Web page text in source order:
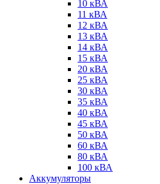
10 кВА
11 кВА
12 кВА
13 кВА
14 кВА
15 кВА
20 кВА
25 кВА
30 кВА
35 кВА
40 кВА
45 кВА
50 кВА
60 кВА
80 кВА
100 кВА
Аккумуляторы